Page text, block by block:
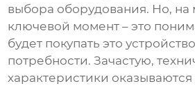
выбора оборудования. Но, на
ключевой момент – это
будет покупать это
потребности. Зачастую,
характеристики